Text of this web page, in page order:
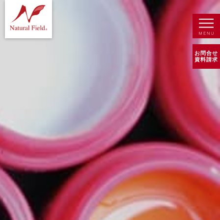
お問合せ
資料請求